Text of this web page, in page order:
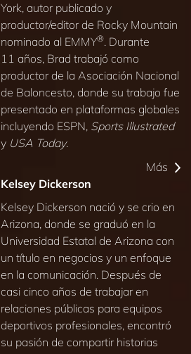
York, autor publicado y
productor/editor de Rocky Mountain
nominado al EMMY®. Durante
11 años, Brad trabajó como
productor de la Asociación Nacional
de Baloncesto, donde su trabajo fue
presentado en plataformas globales
incluyendo ESPN, Sports Illustrated
y USA Today.
Más
Kelsey Dickerson
Kelsey Dickerson nació y se crio en
Arizona, donde se graduó en la
Universidad Estatal de Arizona con
un título en negocios y un enfoque
en la comunicación. Después de
casi cinco años de trabajar en
relaciones públicas para equipos
deportivos profesionales, encontró
su pasión de compartir historias